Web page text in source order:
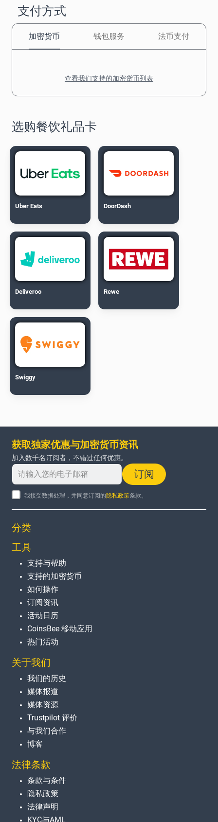
支付方式
加密货币 钱包服务 法币支付
查看我们支持的加密货币列表
选购餐饮礼品卡
Uber Eats DoorDash
Deliveroo Rewe
Swiggy
获取独家优惠与加密货币资讯
加入数千名订阅者，不错过任何优惠。
订阅
我接受数据处理，并同意订阅的隐私政策条款。
分类
工具
支持与帮助
支持的加密货币
如何操作
订阅资讯
活动日历
CoinsBee 移动应用
热门活动
关于我们
我们的历史
媒体报道
媒体资源
Trustpilot 评价
与我们合作
博客
法律条款
条款与条件
隐私政策
法律声明
KYC与AML